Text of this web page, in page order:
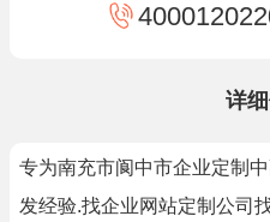
详
专为南充市阆中市企业定制
发经验.找企业网站定制公司